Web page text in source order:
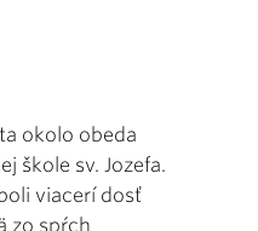
okolo obeda
škole sv. Jozefa.
viacerí dosť
zo spŕch